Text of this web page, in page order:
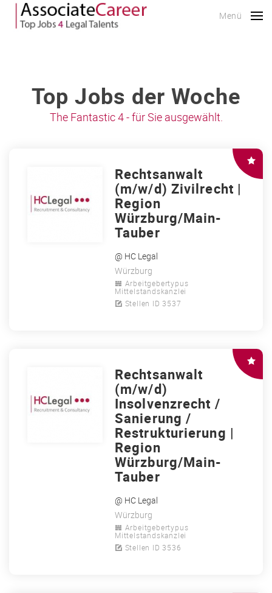
Menü
Top Jobs der Woche
The Fantastic 4 - für Sie ausgewählt.
Rechtsanwalt
(m/w/d) Zivilrecht |
Region
Würzburg/Main-
Tauber
@ HC Legal
Würzburg
Arbeitgebertypus
Mittelstandskanzlei
Stellen ID 3537
Rechtsanwalt
(m/w/d)
Insolvenzrecht /
Sanierung /
Restrukturierung |
Region
Würzburg/Main-
Tauber
@ HC Legal
Würzburg
Arbeitgebertypus
Mittelstandskanzlei
Stellen ID 3536